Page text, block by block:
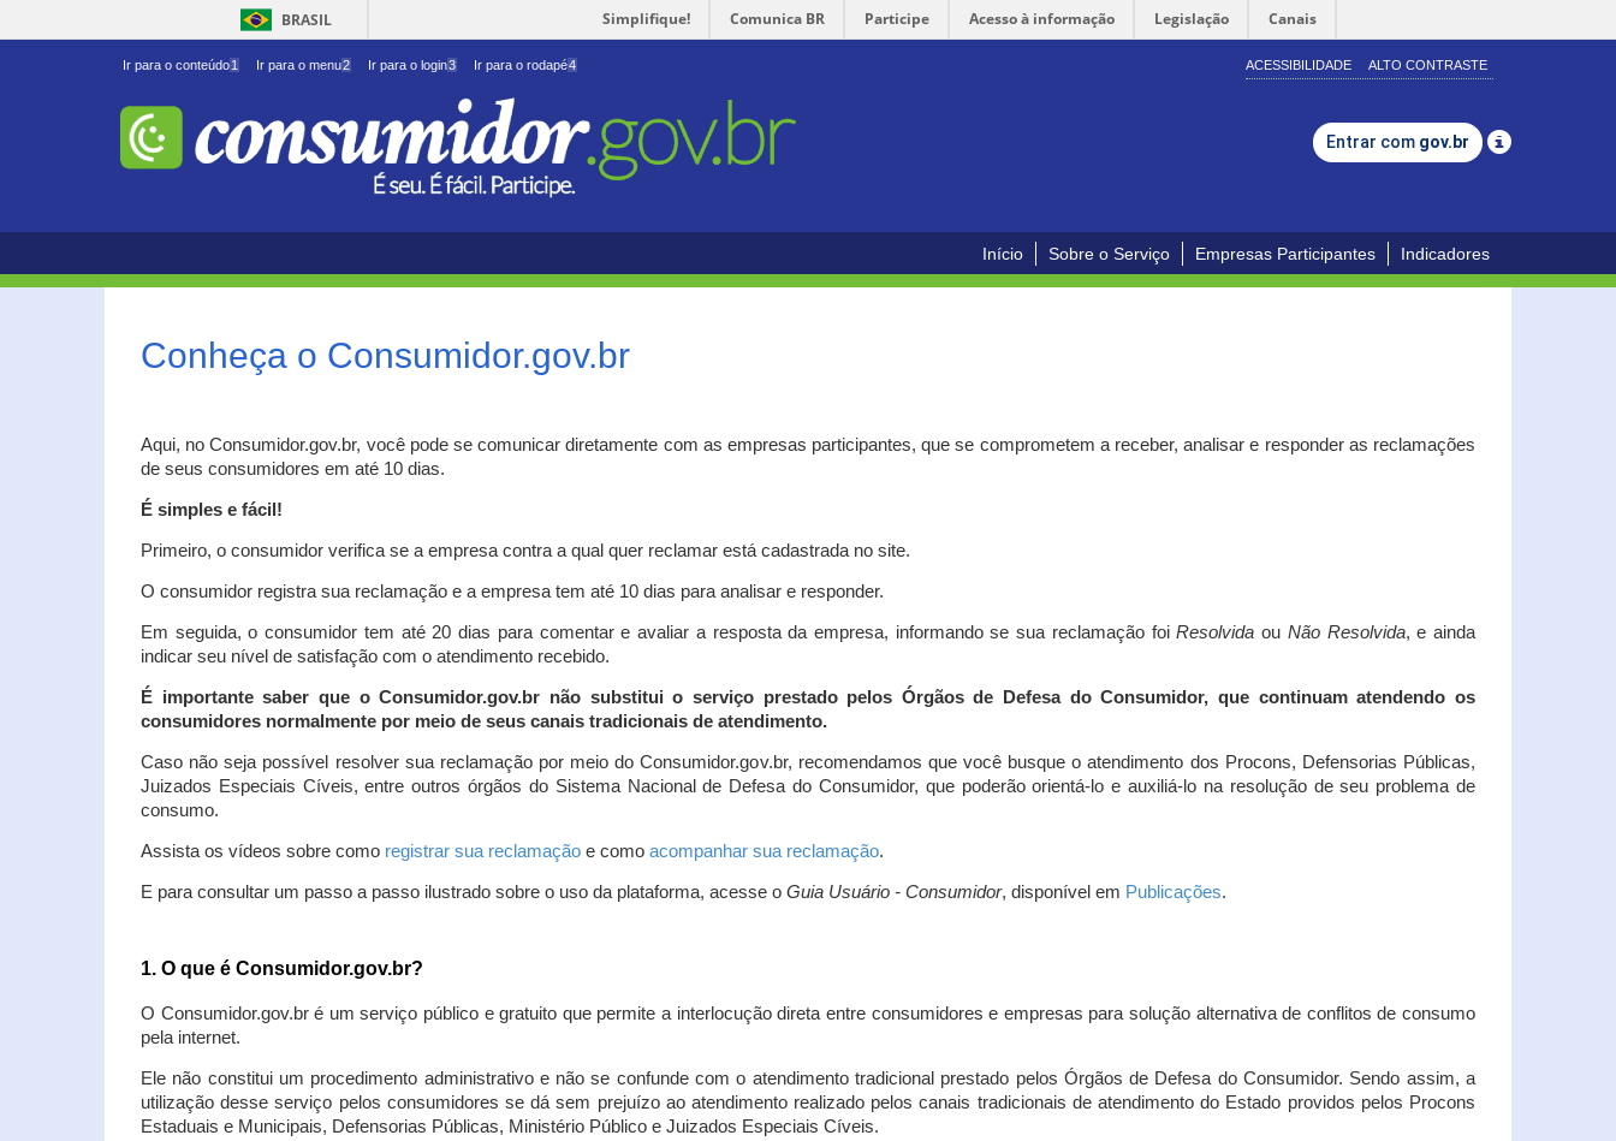
BRASIL Simplifique! Comunica BR Participe Acesso à informação Legislação Canais
Ir para o conteúdo1 Ir para o menu2 Ir para o login3 Ir para o rodapé4 ACESSIBILIDADE ALTO CONTRASTE
Entrar com gov.br
Início Sobre o Serviço Empresas Participantes Indicadores
Conheça o Consumidor.gov.br
Aqui, no Consumidor.gov.br, você pode se comunicar diretamente com as empresas participantes, que se comprometem a receber, analisar e responder as reclamações
de seus consumidores em até 10 dias.
É simples e fácil!
Primeiro, o consumidor verifica se a empresa contra a qual quer reclamar está cadastrada no site.
O consumidor registra sua reclamação e a empresa tem até 10 dias para analisar e responder.
Em seguida, o consumidor tem até 20 dias para comentar e avaliar a resposta da empresa, informando se sua reclamação foiResolvida ou Não Resolvida, e ainda
indicar seu nível de satisfação com o atendimento recebido.
É importante saber que o Consumidor.gov.br não substitui o serviço prestado pelos Órgãos de Defesa do Consumidor, que continuam atendendo os
consumidores normalmente por meio de seus canais tradicionais de atendimento.
Caso não seja possível resolver sua reclamação por meio do Consumidor.gov.br, recomendamos que você busque o atendimento dos Procons, Defensorias Públicas,
Juizados Especiais Cíveis, entre outros órgãos do Sistema Nacional de Defesa do Consumidor, que poderão orientá-lo e auxiliá-lo na resolução de seu problema de
consumo.
Assista os vídeos sobre como registrar sua reclamação e como acompanhar sua reclamação.
E para consultar um passo a passo ilustrado sobre o uso da plataforma, acesse o Guia Usuário - Consumidor, disponível em Publicações.
1. O que é Consumidor.gov.br?
O Consumidor.gov.br é um serviço público e gratuito que permite a interlocução direta entre consumidores e empresas para solução alternativa de conflitos de consumo
pela internet.
Ele não constitui um procedimento administrativo e não se confunde com o atendimento tradicional prestado pelos Órgãos de Defesa do Consumidor. Sendo assim, a
utilização desse serviço pelos consumidores se dá sem prejuízo ao atendimento realizado pelos canais tradicionais de atendimento do Estado providos pelos Procons
Estaduais e Municipais, Defensorias Públicas, Ministério Público e Juizados Especiais Cíveis.